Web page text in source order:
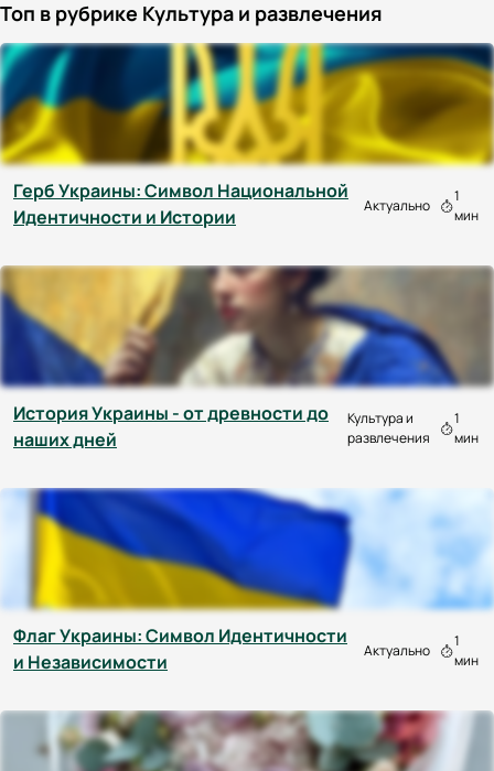
Топ в рубрике Культура и развлечения
Герб Украины: Символ Национальной
Идентичности и Истории
Актуально
1
мин
История Украины - от древности до
наших дней
Культура и
развлечения
1
мин
Флаг Украины: Символ Идентичности
и Независимости
Актуально
1
мин